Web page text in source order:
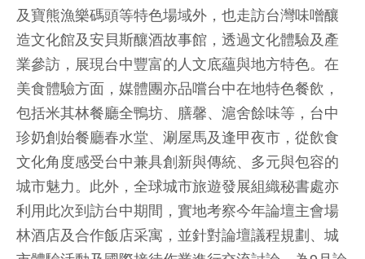
及寶熊漁樂碼頭等特色場域外，也走訪台灣味噌釀
造文化館及安貝斯釀酒故事館，透過文化體驗及產
業參訪，展現台中豐富的人文底蘊與地方特色。在
美食體驗方面，媒體團亦品嚐台中在地特色餐飲，
包括米其林餐廳全鴨坊、膳馨、滬舍餘味等，台中
珍奶創始餐廳春水堂、涮屋馬及逢甲夜市，從飲食
文化角度感受台中兼具創新與傳統、多元與包容的
城市魅力。此外，全球城市旅遊發展組織秘書處亦
利用此次到訪台中期間，實地考察今年論壇主會場
林酒店及合作飯店采寓，並針對論壇議程規劃、城